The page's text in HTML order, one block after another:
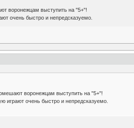
воронежцам выступить на "5+"!
очень быстро и непредсказуемо.
воронежцам выступить на "5+"!
играют очень быстро и непредсказуемо.